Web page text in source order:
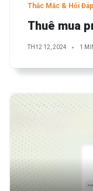
Thắc Mắc & Hỏi Đáp
Thuê mua
TH12 12, 2024 1